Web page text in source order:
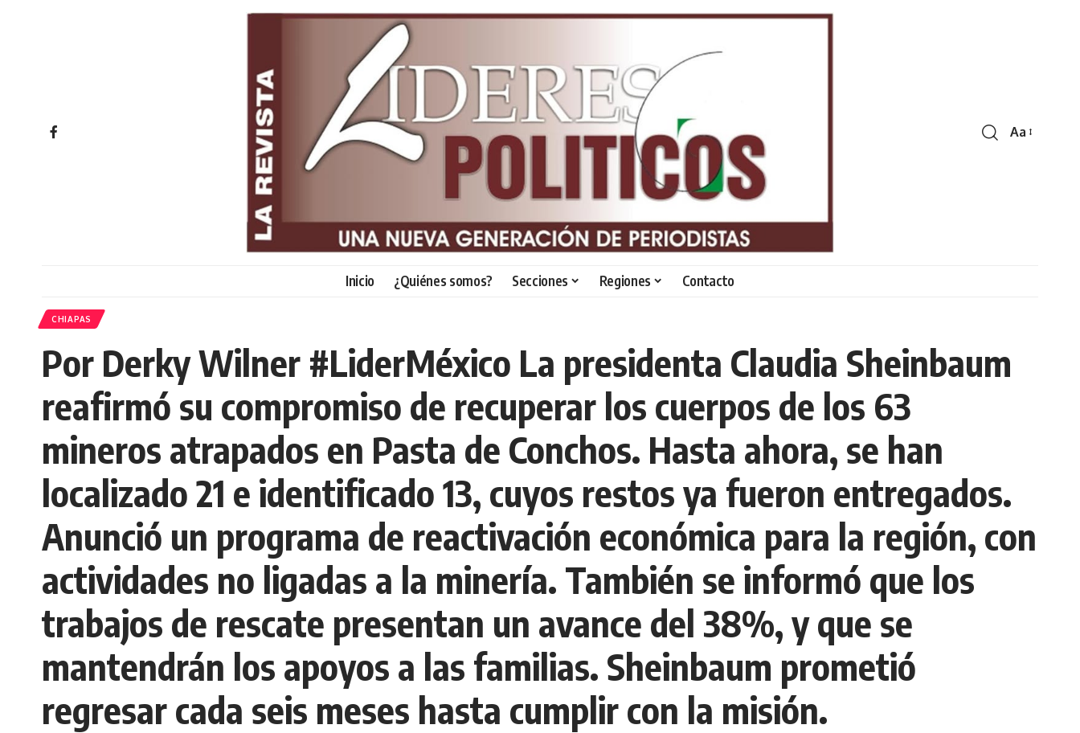
Font
Aa
Inicio ¿Quiénes somos? Secciones Regiones Contacto
CHIAPAS
Por Derky Wilner #LiderMéxico La presidenta Claudia Sheinbaum
reafirmó su compromiso de recuperar los cuerpos de los 63
mineros atrapados en Pasta de Conchos. Hasta ahora, se han
localizado 21 e identificado 13, cuyos restos ya fueron entregados.
Anunció un programa de reactivación económica para la región, con
actividades no ligadas a la minería. También se informó que los
trabajos de rescate presentan un avance del 38%, y que se
mantendrán los apoyos a las familias. Sheinbaum prometió
regresar cada seis meses hasta cumplir con la misión.